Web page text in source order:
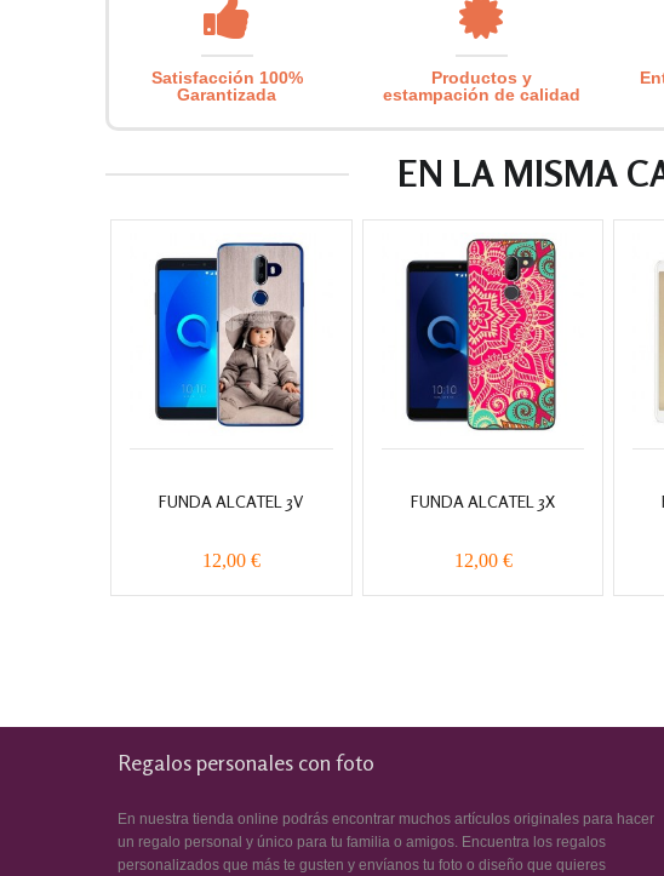
Satisfacción 100%
Garantizada
Productos y
estampación de calidad
EN LA MISMA
FUNDA ALCATEL 3V
12,00 €
FUNDA ALCATEL 3X
12,00 €
Regalos personales con foto
En nuestra tienda online podrás encontrar muchos artículos originales para hacer
un regalo personal y único para tu familia o amigos. Encuentra los regalos
personalizados que más te gusten y envíanos tu foto o diseño que quieres